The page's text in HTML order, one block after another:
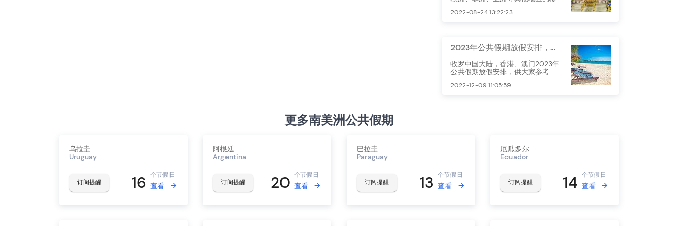
2022-08-24 13:22:23
2023年公共假期放假安排，假期安排起来
收罗中国大陆，香港、澳门2023年
公共假期放假安排，供大家参考
2022-12-09 11:05:59
更多南美洲公共假期
乌拉圭
Uruguay
订阅提醒 16 个节假日
查看
阿根廷
Argentina
订阅提醒 20 个节假日
查看
巴拉圭
Paraguay
订阅提醒 13 个节假日
查看
厄瓜多尔
Ecuador
订阅提醒 14 个节假日
查看